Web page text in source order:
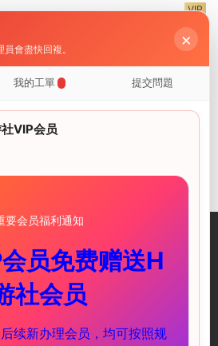
VIP
01-11-古典發情NTR[1.63G]
量遊戲資源和攻略
服務支持
會盡快回複。 ×
我的工單 提交問題
VIP会员
要会员福利通知
员免费赠送H
社会员
续新办理会员，均可按照规